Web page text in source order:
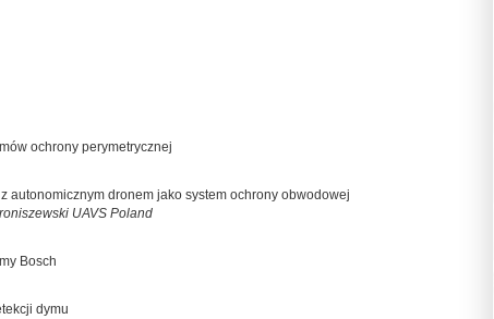
ochrony perymetrycznej
autonomicznym dronem jako system ochrony obwodowej
UAVS Poland
Bosch
dymu